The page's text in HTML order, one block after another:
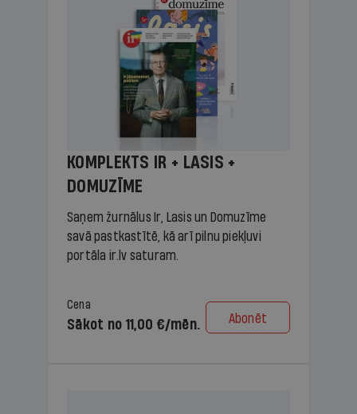
KOMPLEKTS IR + LASIS +
DOMUZĪME
Saņem žurnālus Ir, Lasis un Domuzīme
savā pastkastītē, kā arī pilnu piekļuvi
portāla ir.lv saturam.
Cena
Sākot no 11,00 €/mēn. Abonēt